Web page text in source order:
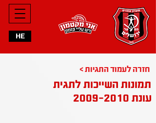
HE
< חזרה לעמוד התגיות
תמונות השייכות לתגית
עונת 2009-2010